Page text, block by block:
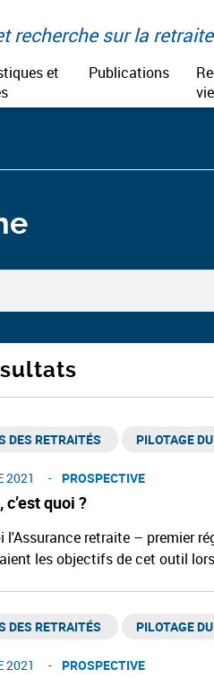
recherche sur la
et
Publications
quoi ?
DES RETRAITÉS PILOTAGE
2021 PROSPECTIVE
l'Assurance retraite – premier
les objectifs de cet outil
DES RETRAITÉS PILOTAGE
2021 PROSPECTIVE